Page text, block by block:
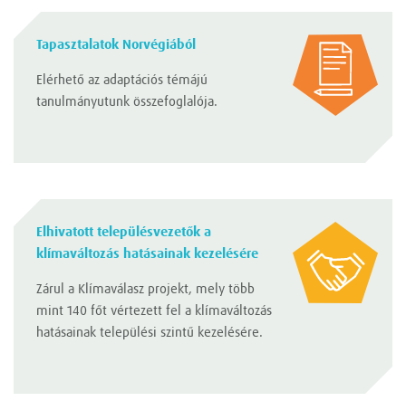
Tapasztalatok Norvégiából
Elérhető az adaptációs témájú
tanulmányutunk összefoglalója.
Elhivatott településvezetők a
klímaváltozás hatásainak kezelésére
Zárul a Klímaválasz projekt, mely több
mint 140 főt vértezett fel a klímaváltozás
hatásainak települési szintű kezelésére.